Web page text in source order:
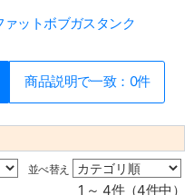
ットボブガスタンク
商品説明で一致：0件
並べ替え
1 ～ 4件（4件中）